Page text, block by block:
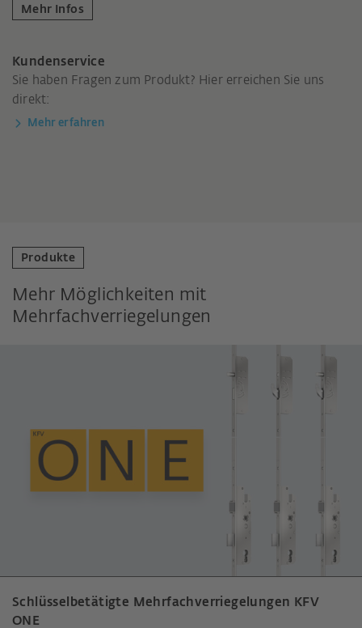
Mehr Infos
Kundenservice
Sie haben Fragen zum Produkt? Hier erreichen Sie uns
direkt:
Mehr erfahren
Produkte
Mehr Möglichkeiten mit
Mehrfachverriegelungen
Schlüsselbetätigte Mehrfachverriegelungen KFV
ONE